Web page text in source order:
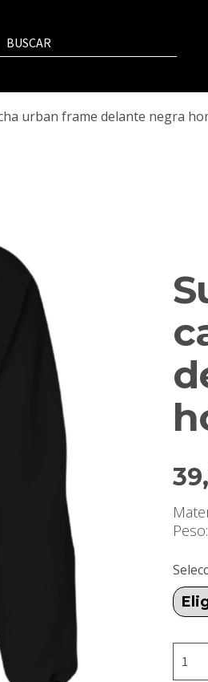
urban frame delante negra
con